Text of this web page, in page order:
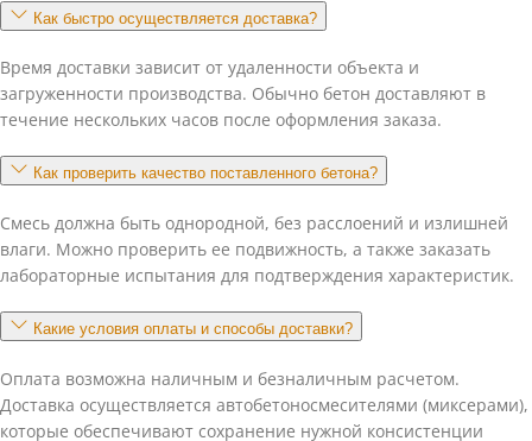
Как быстро осуществляется доставка?
Время доставки зависит от удаленности объекта и
загруженности производства. Обычно бетон доставляют в
течение нескольких часов после оформления заказа.
Как проверить качество поставленного бетона?
Смесь должна быть однородной, без расслоений и излишней
влаги. Можно проверить ее подвижность, а также заказать
лабораторные испытания для подтверждения характеристик.
Какие условия оплаты и способы доставки?
Оплата возможна наличным и безналичным расчетом.
Доставка осуществляется автобетоносмесителями (миксерами),
которые обеспечивают сохранение нужной консистенции